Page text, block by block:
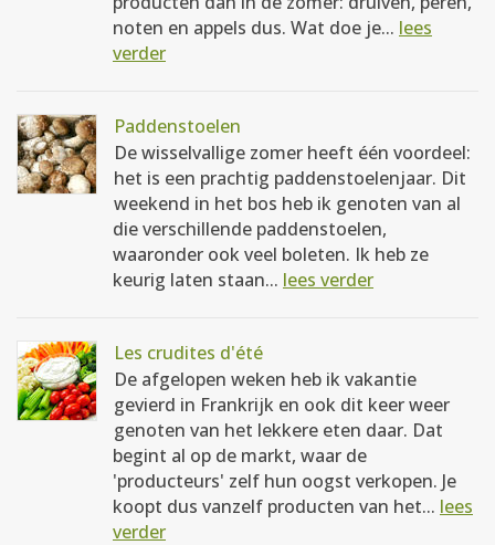
noten en appels dus. Wat doe je... lees
verder
Paddenstoelen
De wisselvallige zomer heeft één voordeel:
het is een prachtig paddenstoelenjaar. Dit
weekend in het bos heb ik genoten van al
die verschillende paddenstoelen,
waaronder ook veel boleten. Ik heb ze
keurig laten staan... lees verder
Les crudites d'été
De afgelopen weken heb ik vakantie
gevierd in Frankrijk en ook dit keer weer
genoten van het lekkere eten daar. Dat
begint al op de markt, waar de
'producteurs' zelf hun oogst verkopen. Je
koopt dus vanzelf producten van het... lees
verder